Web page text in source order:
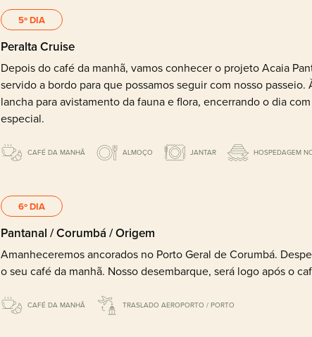
5º DIA
Peralta Cruise
Depois do café da manhã, vamos conhecer o projeto Acaia
servido a bordo para que possamos seguir com nosso
lancha para avistamento da fauna e flora, encerrando o dia
especial.
CAFÉ DA MANHÃ ALMOÇO JANTAR HOSPEDAGEM
6º DIA
Pantanal / Corumbá / Origem
Amanheceremos ancorados no Porto Geral de Corumbá.
o seu café da manhã. Nosso desembarque, será logo após o
CAFÉ DA MANHÃ TRASLADO AEROPORTO / PORTO